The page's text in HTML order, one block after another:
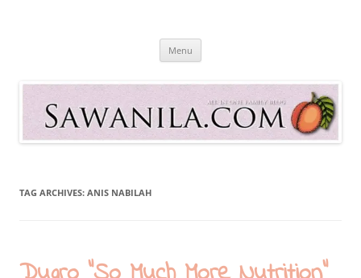
Sawanila.com
All In One Family Blog
Menu
TAG ARCHIVES: ANIS NABILAH